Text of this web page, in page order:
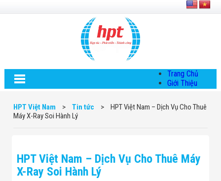
Trang Chủ
Giới Thiệu
Nam
Hội Đồng Quản
Mật Thông Tin
Chiến Lược
HPT Việt Nam > Tin tức >
HPT Việt Nam – Dịch Vụ Cho Thuê
Máy X-Ray Soi Hành Lý
HPT Việt Nam – Dịch Vụ Cho Thuê Máy
X-Ray Soi Hành Lý